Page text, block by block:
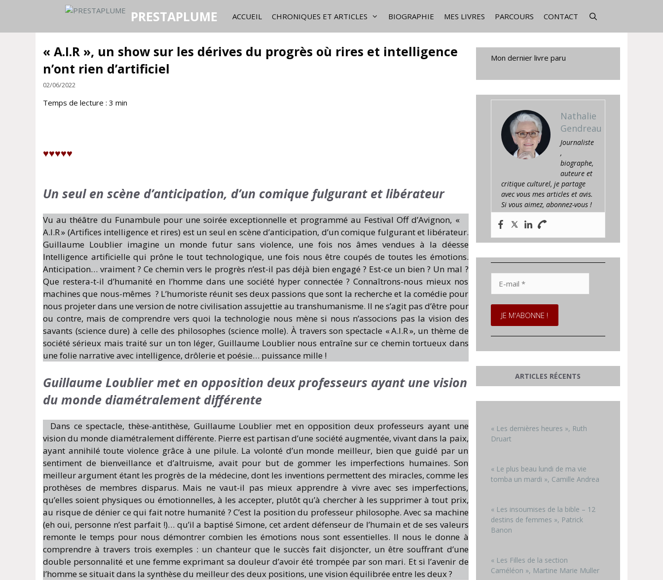
PRESTAPLUME ACCUEIL CHRONIQUES ET ARTICLES BIOGRAPHIE MES LIVRES PARCOURS CONTACT
« A.I.R », un show sur les dérives du progrès où rires et intelligence
n’ont rien d’artificiel
02/06/2022
Temps de lecture : 3 min
♥♥♥♥♥
Un seul en scène d’anticipation, d’un comique fulgurant et libérateur
Vu au théâtre du Funambule pour une soirée exceptionnelle et programmé au Festival Off d’Avignon, «
A.I.R » (Artifices intelligence et rires) est un seul en scène d’anticipation, d’un comique fulgurant et libérateur.
Guillaume Loublier imagine un monde futur sans violence, une fois nos âmes vendues à la déesse
Intelligence artificielle qui prône le tout technologique, une fois nous être coupés de toutes les émotions.
Anticipation… vraiment ? Ce chemin vers le progrès n’est-il pas déjà bien engagé ? Est-ce un bien ? Un mal ?
Que restera-t-il d’humanité en l’homme dans une société hyper connectée ? Connaîtrons-nous mieux nos
machines que nous-mêmes ? L’humoriste réunit ses deux passions que sont la recherche et la comédie pour
nous projeter dans une version de notre civilisation assujettie au transhumanisme. Il ne s’agit pas d’être pour
ou contre, mais de comprendre vers quoi la technologie nous mène si nous n’associons pas la vision des
savants (science dure) à celle des philosophes (science molle). À travers son spectacle « A.I.R », un thème de
société sérieux mais traité sur un ton léger, Guillaume Loublier nous entraîne sur ce chemin tortueux dans
une folie narrative avec intelligence, drôlerie et poésie… puissance mille !
Guillaume Loublier met en opposition deux professeurs ayant une vision
du monde diamétralement différente
Dans ce spectacle, thèse-antithèse, Guillaume Loublier met en opposition deux professeurs ayant une
vision du monde diamétralement différente. Pierre est partisan d’une société augmentée, vivant dans la paix,
ayant annihilé toute violence grâce à une pilule. La volonté d’un monde meilleur, bien que guidé par un
sentiment de bienveillance et d’altruisme, avait pour but de gommer les imperfections humaines. Son
meilleur argument étant les progrès de la médecine, dont les inventions permettent des miracles, comme les
prothèses de membres disparus. Mais ne vaut-il pas mieux apprendre à vivre avec ses imperfections,
qu’elles soient physiques ou émotionnelles, à les accepter, plutôt qu’à chercher à les supprimer à tout prix,
au risque de dénier ce qui fait notre humanité ? C’est la position du professeur philosophe. Avec sa machine
(eh oui, personne n’est parfait !)… qu’il a baptisé Simone, cet ardent défenseur de l’humain et de ses valeurs
remonte le temps pour nous démontrer combien les émotions nous sont essentielles. Il nous le donne à
comprendre à travers trois exemples : un chanteur que le succès fait disjoncter, un être souffrant d’une
double personnalité et une femme exprimant sa douleur d’avoir été trompée par son mari. Et si l’avenir de
l’homme se situait dans la synthèse du meilleur des deux positions, une vision équilibrée entre les deux ?
Mon dernier livre paru
Nathalie
Gendreau
Journaliste
,
biographe,
auteure et
critique culturel, je partage
avec vous mes articles et avis.
Si vous aimez, abonnez-vous !
mail
*
ARTICLES RÉCENTS
« Les dernières heures », Ruth
Druart
« Le plus beau lundi de ma vie
tomba un mardi », Camille Andrea
« Les insoumises de la bible – 12
destins de femmes », Patrick
Banon
« Les Filles de la section
Caméléon », Martine Marie Muller